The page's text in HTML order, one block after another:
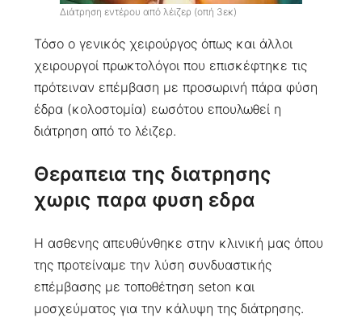
Διάτρηση εντέρου από λέιζερ (οπή 3εκ)
Τόσο ο γενικός χειρούργος όπως και άλλοι
χειρουργοί πρωκτολόγοι που επισκέφτηκε τις
πρότειναν επέμβαση με προσωρινή πάρα φύση
έδρα (κολοστομία) εωσότου επουλωθεί η
διάτρηση από το λέιζερ.
Θεραπεια της διατρησης
χωρις παρα φυση εδρα
Η ασθενης απευθύνθηκε στην κλινική μας όπου
της προτείναμε την λύση συνδυαστικής
επέμβασης με τοποθέτηση seton και
μοσχεύματος για την κάλυψη της διάτρησης.